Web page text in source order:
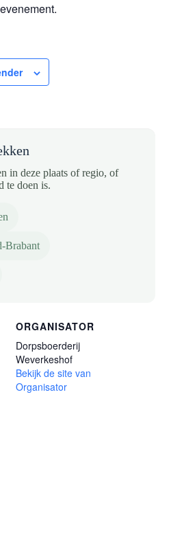
in deze plaats of regio, of
te doen is.
Brabant
ORGANISATOR
Dorpsboerderij
Weverkeshof
Bekijk de site van
Organisator